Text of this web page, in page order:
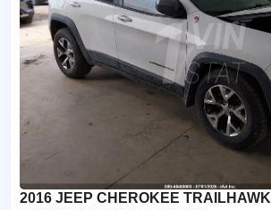
2016 JEEP CHEROKEE TRAILHAWK